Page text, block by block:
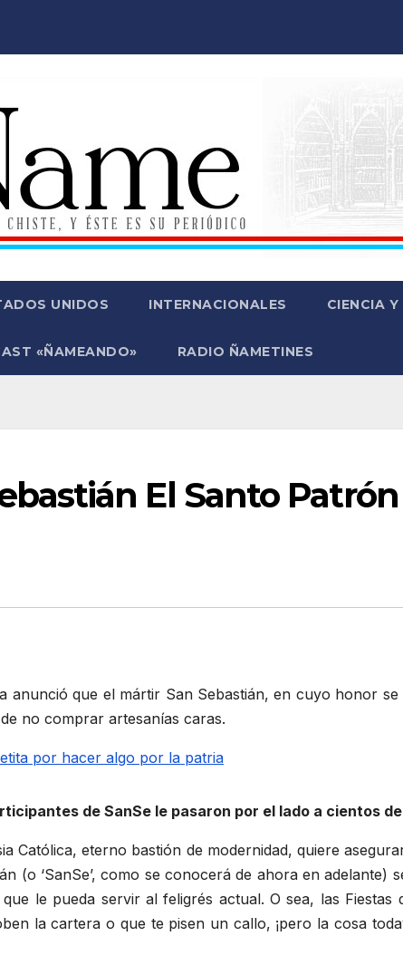
UNIDOS INTERNACIONALES CIENCIA
«ÑAMEANDO» RADIO ÑAMETINES
El Santo
anunció que el mártir San Sebastián, en cuyo honor
no comprar artesanías caras.
de SanSe le pasaron por el lado a cientos
Católica, eterno bastión de modernidad, quiere
(o ‘SanSe’, como se conocerá de ahora en adelante)
le pueda servir al feligrés actual. O sea, las
la cartera o que te pisen un callo, ¡pero la cosa